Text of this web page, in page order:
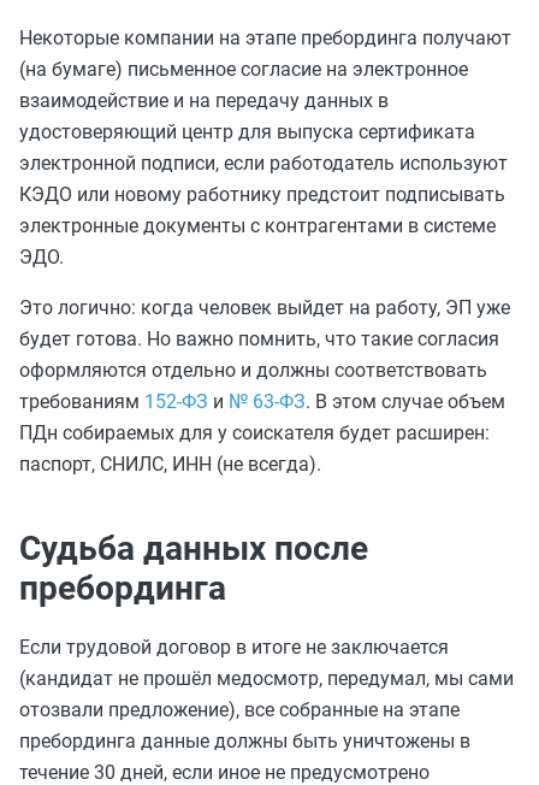
Некоторые компании на этапе пребординга получают
(на бумаге) письменное согласие на электронное
взаимодействие и на передачу данных в
удостоверяющий центр для выпуска сертификата
электронной подписи, если работодатель используют
КЭДО или новому работнику предстоит подписывать
электронные документы с контрагентами в системе
ЭДО.
Это логично: когда человек выйдет на работу, ЭП уже
будет готова. Но важно помнить, что такие согласия
оформляются отдельно и должны соответствовать
требованиям 152-ФЗ и № 63-ФЗ. В этом случае объем
ПДн собираемых для у соискателя будет расширен:
паспорт, СНИЛС, ИНН (не всегда).
Судьба данных после
пребординга
Если трудовой договор в итоге не заключается
(кандидат не прошёл медосмотр, передумал, мы сами
отозвали предложение), все собранные на этапе
пребординга данные должны быть уничтожены в
течение 30 дней, если иное не предусмотрено